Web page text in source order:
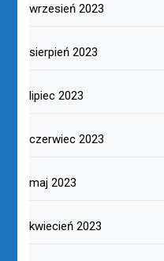
wrzesień 2023
sierpień 2023
lipiec 2023
czerwiec 2023
maj 2023
kwiecień 2023